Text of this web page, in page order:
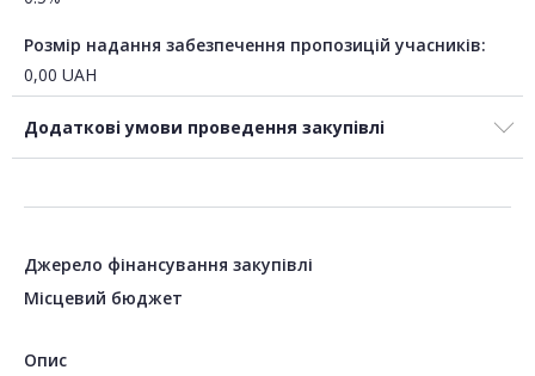
Розмір надання забезпечення пропозицій учасників:
0,00 UAH
Додаткові умови проведення закупівлі
Джерело фінансування закупівлі
Місцевий бюджет
Опис